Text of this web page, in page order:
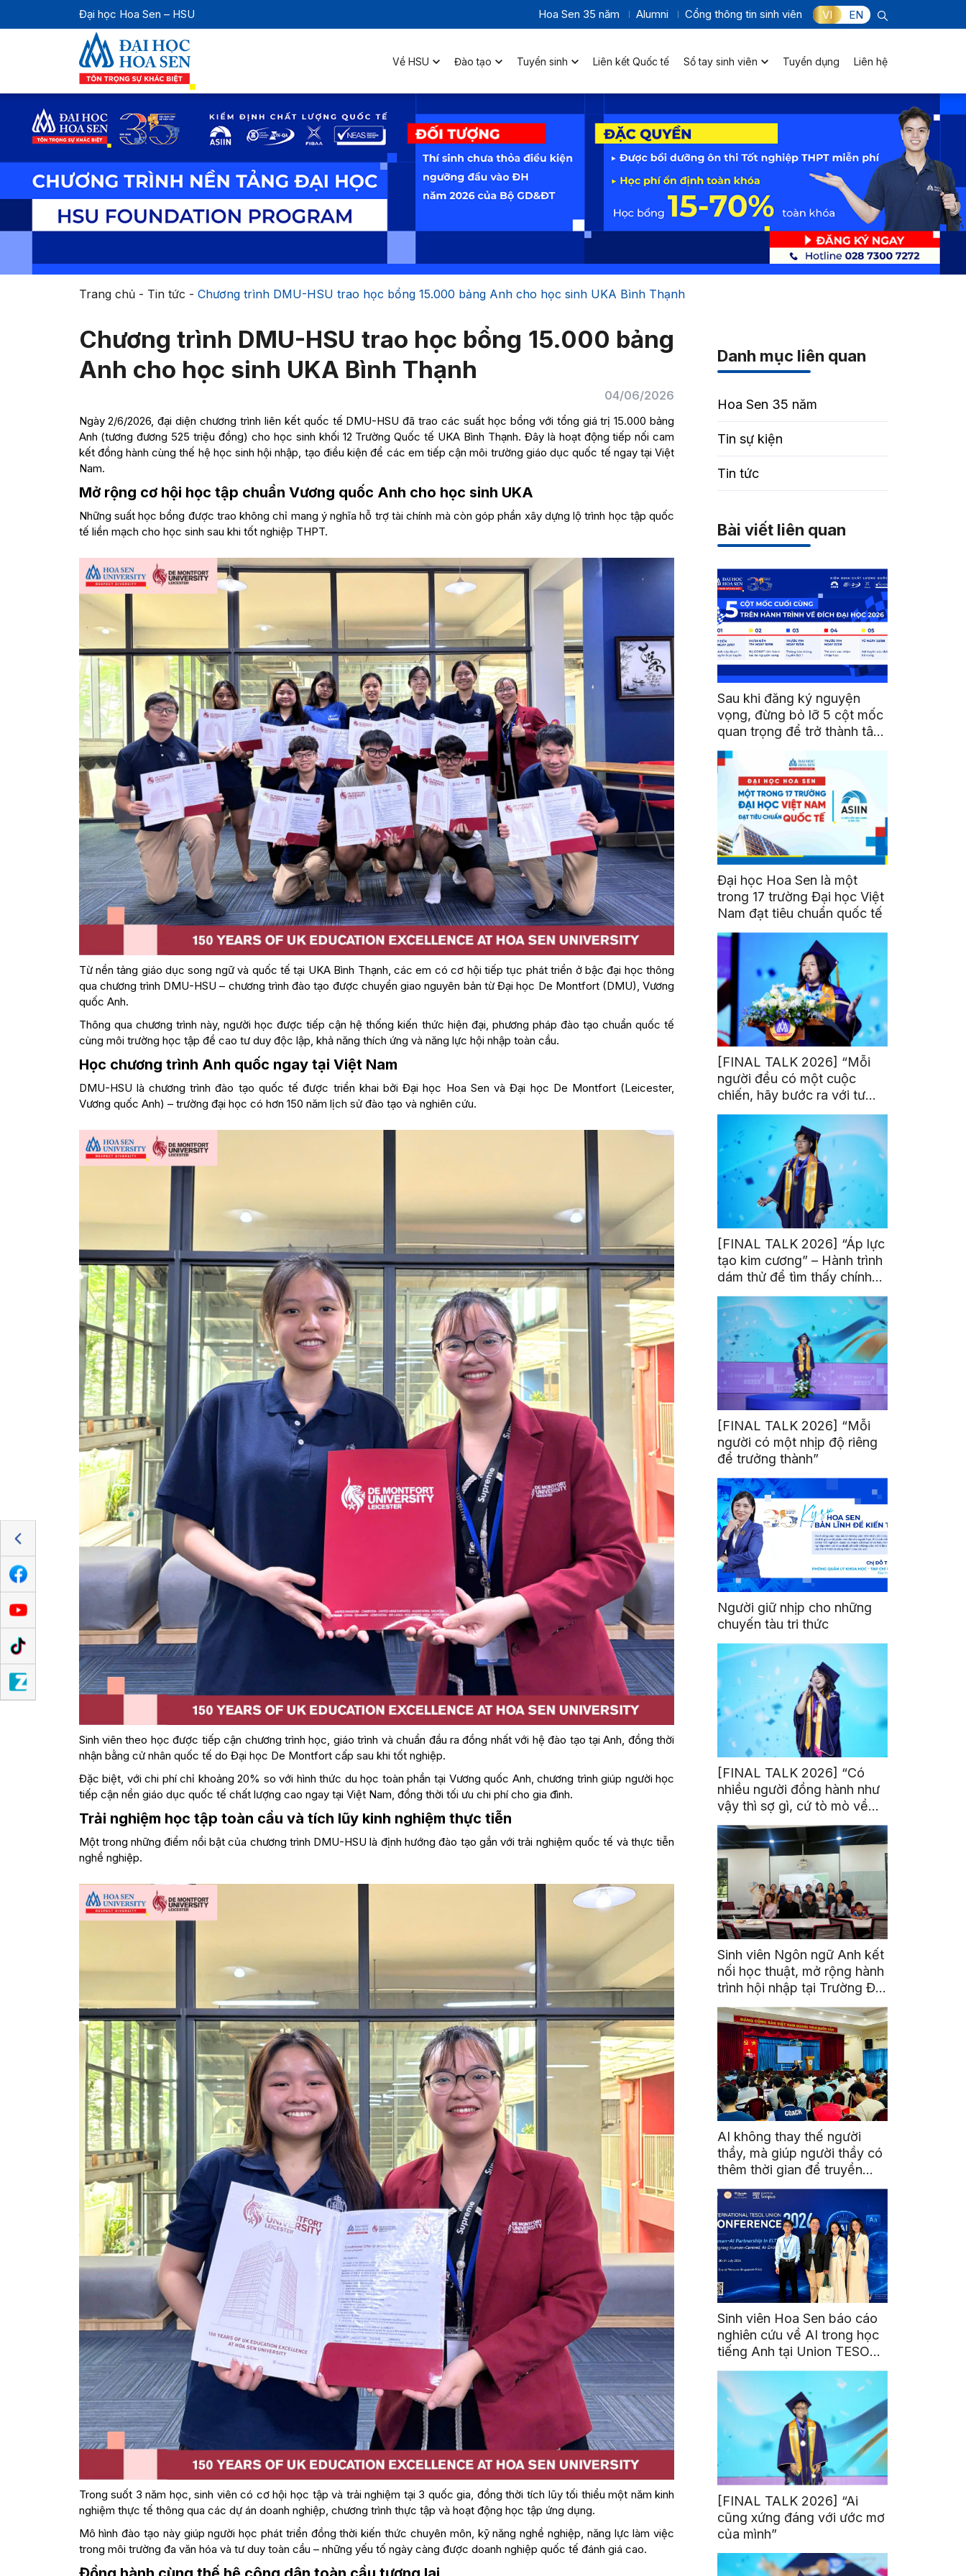
Đại học Hoa Sen – HSU Hoa Sen 35 năm Alumni Cổng thông tin sinh viên VI EN
Về HSU Đào tạo Tuyển sinh Liên kết Quốc tế Sổ tay sinh viên Tuyển dụng Liên hệ
Trang chủ- Tin tức - Chương trình DMU-HSU trao học bổng 15.000 bảng Anh cho học sinh UKA Bình Thạnh
Chương trình DMU-HSU trao học bổng 15.000 bảng
Anh cho học sinh UKA Bình Thạnh
04/06/2026
Ngày 2/6/2026, đại diện chương trình liên kết quốc tế DMU-HSU đã trao các suất học bổng với tổng giá trị 15.000 bảng
Anh (tương đương 525 triệu đồng) cho học sinh khối 12 Trường Quốc tế UKA Bình Thạnh. Đây là hoạt động tiếp nối cam
kết đồng hành cùng thế hệ học sinh hội nhập, tạo điều kiện để các em tiếp cận môi trường giáo dục quốc tế ngay tại Việt
Nam.
Mở rộng cơ hội học tập chuẩn Vương quốc Anh cho học sinh UKA
Những suất học bổng được trao không chỉ mang ý nghĩa hỗ trợ tài chính mà còn góp phần xây dựng lộ trình học tập quốc
tế liền mạch cho học sinh sau khi tốt nghiệp THPT.
Từ nền tảng giáo dục song ngữ và quốc tế tại UKA Bình Thạnh, các em có cơ hội tiếp tục phát triển ở bậc đại học thông
qua chương trình DMU-HSU – chương trình đào tạo được chuyển giao nguyên bản từ Đại học De Montfort (DMU), Vương
quốc Anh.
Thông qua chương trình này, người học được tiếp cận hệ thống kiến thức hiện đại, phương pháp đào tạo chuẩn quốc tế
cùng môi trường học tập đề cao tư duy độc lập, khả năng thích ứng và năng lực hội nhập toàn cầu.
Học chương trình Anh quốc ngay tại Việt Nam
DMU-HSU là chương trình đào tạo quốc tế được triển khai bởi Đại học Hoa Sen và Đại học De Montfort (Leicester,
Vương quốc Anh) – trường đại học có hơn 150 năm lịch sử đào tạo và nghiên cứu.
Sinh viên theo học được tiếp cận chương trình học, giáo trình và chuẩn đầu ra đồng nhất với hệ đào tạo tại Anh, đồng thời
nhận bằng cử nhân quốc tế do Đại học De Montfort cấp sau khi tốt nghiệp.
Đặc biệt, với chi phí chỉ khoảng 20% so với hình thức du học toàn phần tại Vương quốc Anh, chương trình giúp người học
tiếp cận nền giáo dục quốc tế chất lượng cao ngay tại Việt Nam, đồng thời tối ưu chi phí cho gia đình.
Trải nghiệm học tập toàn cầu và tích lũy kinh nghiệm thực tiễn
Một trong những điểm nổi bật của chương trình DMU-HSU là định hướng đào tạo gắn với trải nghiệm quốc tế và thực tiễn
nghề nghiệp.
Trong suốt 3 năm học, sinh viên có cơ hội học tập và trải nghiệm tại 3 quốc gia, đồng thời tích lũy tối thiểu một năm kinh
nghiệm thực tế thông qua các dự án doanh nghiệp, chương trình thực tập và hoạt động học tập ứng dụng.
Mô hình đào tạo này giúp người học phát triển đồng thời kiến thức chuyên môn, kỹ năng nghề nghiệp, năng lực làm việc
trong môi trường đa văn hóa và tư duy toàn cầu – những yếu tố ngày càng được doanh nghiệp quốc tế đánh giá cao.
Danh mục liên quan
Hoa Sen 35 năm
Tin sự kiện
Tin tức
Bài viết liên quan
Sau khi đăng ký nguyện
vọng, đừng bỏ lỡ 5 cột mốc
quan trọng để trở thành tân
sinh viên HSU
Đại học Hoa Sen là một
trong 17 trường Đại học Việt
Nam đạt tiêu chuẩn quốc tế
[FINAL TALK 2026] “Mỗi
người đều có một cuộc
chiến, hãy bước ra với tư
thế của người chiến thắng”
[FINAL TALK 2026] “Áp lực
tạo kim cương” – Hành trình
dám thử để tìm thấy chính
mình
[FINAL TALK 2026] “Mỗi
người có một nhịp độ riêng
để trưởng thành”
Người giữ nhịp cho những
chuyến tàu tri thức
[FINAL TALK 2026] “Có
nhiều người đồng hành như
vậy thì sợ gì, cứ tò mò về
thế giới thôi”
Sinh viên Ngôn ngữ Anh kết
nối học thuật, mở rộng hành
trình hội nhập tại Trường Đại
học Quốc gia Malaysia
AI không thay thế người
thầy, mà giúp người thầy có
thêm thời gian để truyền
cảm hứng
Sinh viên Hoa Sen báo cáo
nghiên cứu về AI trong học
tiếng Anh tại Union TESOL
2026 ở Singapore
[FINAL TALK 2026] “Ai
cũng xứng đáng với ước mơ
của mình”